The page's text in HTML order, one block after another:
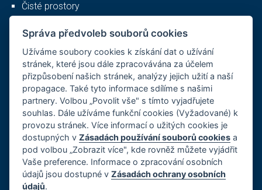
Čisté prostory
Ostatní
O společnosti
Kariéra
Reference
GDPR, Cookies
Imprint
Správa předvoleb souborů cookies
Užíváme soubory cookies k získání dat o užívání
stránek, které jsou dále zpracovávána za účelem
přizpůsobení našich stránek, analýzy jejich užití a naší
propagace. Také tyto informace sdílíme s našimi
partnery. Volbou „Povolit vše" s tímto vyjadřujete
souhlas. Dále užíváme funkční cookies (Vyžadované) k
provozu stránek. Více informací o užitých cookies je
dostupných vZásadách používání souborů cookies a
pod volbou „Zobrazit více", kde rovněž můžete vyjádřit
Vaše preference. Informace o zpracování osobních
údajů jsou dostupné vZásadách ochrany osobních
údajů.